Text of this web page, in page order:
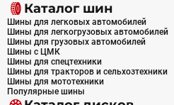
Каталог шин
Шины для легковых автомобилей
Шины для легкогрузовых автомобилей
Шины для грузовых автомобилей
Шины с ЦМК
Шины для спецтехники
Шины для тракторов и сельхозтехники
Шины для мототехники
Популярные шины